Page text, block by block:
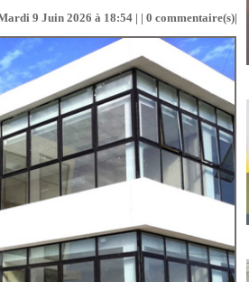
9 Juin 2026 à 18:54 | | 0 commentaire(s)|